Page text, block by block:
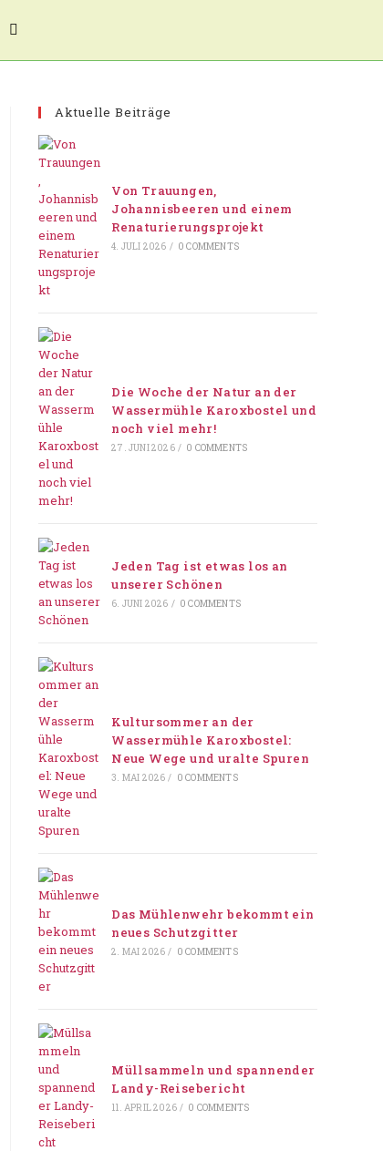
Aktuelle Beiträge
Von Trauungen,
Johannisbeeren und einem
Renaturierungsprojekt
4. JULI 2026 / 0 COMMENTS
Die Woche der Natur an der
Wassermühle Karoxbostel und
noch viel mehr!
27. JUNI 2026 / 0 COMMENTS
Jeden Tag ist etwas los an
unserer Schönen
6. JUNI 2026 / 0 COMMENTS
Kultursommer an der
Wassermühle Karoxbostel:
Neue Wege und uralte Spuren
3. MAI 2026 / 0 COMMENTS
Das Mühlenwehr bekommt ein
neues Schutzgitter
2. MAI 2026 / 0 COMMENTS
Müllsammeln und spannender
Landy-Reisebericht
11. APRIL 2026 / 0 COMMENTS